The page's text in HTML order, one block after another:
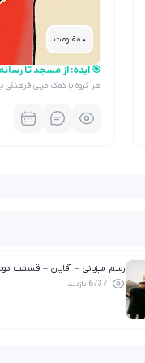
• مقاومت
🎯 ایده: از مسجد تا رسانه
هر گروه با کمک مربی
رسم میزبانی – آقایان – قسمت
6737 بازدید